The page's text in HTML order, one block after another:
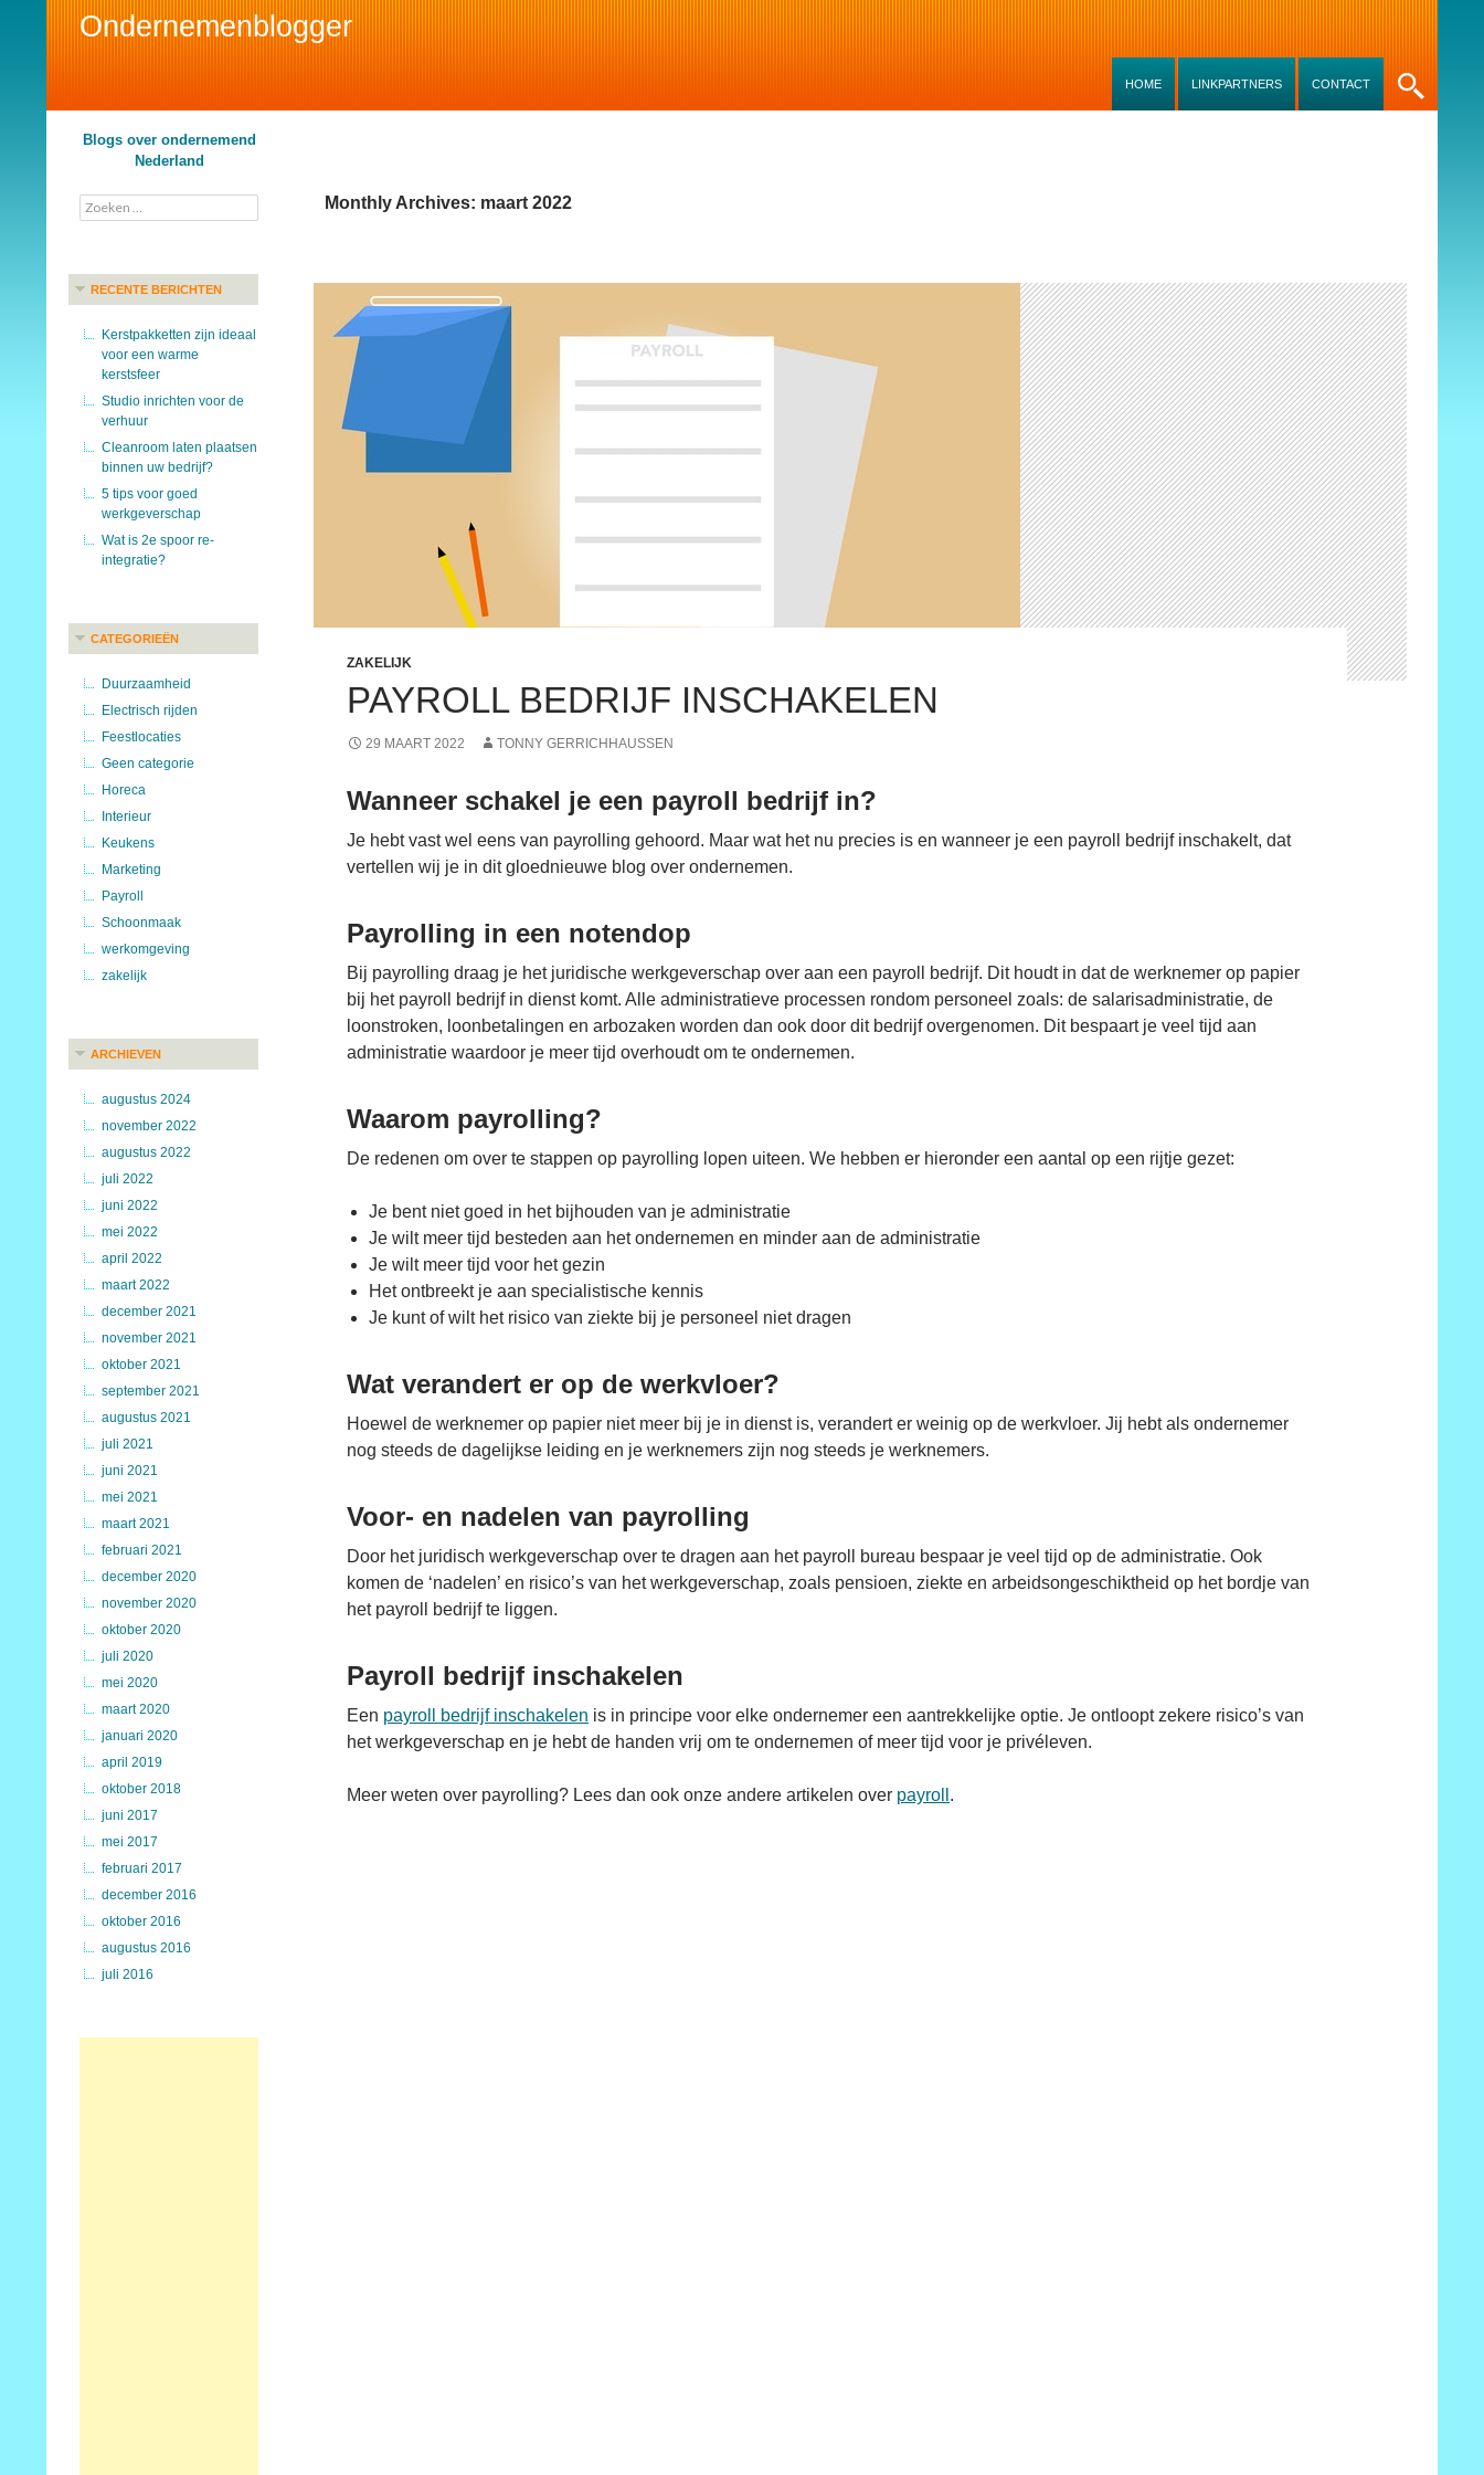
Ondernemenblogger
HOME LINKPARTNERS CONTACT
Monthly Archives: maart 2022
ZAKELIJK
PAYROLL BEDRIJF INSCHAKELEN
29 MAART 2022 TONNY GERRICHHAUSSEN
Wanneer schakel je een payroll bedrijf in?
Je hebt vast wel eens van payrolling gehoord. Maar wat het nu precies is en wanneer je een payroll bedrijf inschakelt, dat
vertellen wij je in dit gloednieuwe blog over ondernemen.
Payrolling in een notendop
Bij payrolling draag je het juridische werkgeverschap over aan een payroll bedrijf. Dit houdt in dat de werknemer op papier
bij het payroll bedrijf in dienst komt. Alle administratieve processen rondom personeel zoals: de salarisadministratie, de
loonstroken, loonbetalingen en arbozaken worden dan ook door dit bedrijf overgenomen. Dit bespaart je veel tijd aan
administratie waardoor je meer tijd overhoudt om te ondernemen.
Waarom payrolling?
De redenen om over te stappen op payrolling lopen uiteen. We hebben er hieronder een aantal op een rijtje gezet:
Je bent niet goed in het bijhouden van je administratie
Je wilt meer tijd besteden aan het ondernemen en minder aan de administratie
Je wilt meer tijd voor het gezin
Het ontbreekt je aan specialistische kennis
Je kunt of wilt het risico van ziekte bij je personeel niet dragen
Wat verandert er op de werkvloer?
Hoewel de werknemer op papier niet meer bij je in dienst is, verandert er weinig op de werkvloer. Jij hebt als ondernemer
nog steeds de dagelijkse leiding en je werknemers zijn nog steeds je werknemers.
Voor- en nadelen van payrolling
Door het juridisch werkgeverschap over te dragen aan het payroll bureau bespaar je veel tijd op de administratie. Ook
komen de ‘nadelen’ en risico’s van het werkgeverschap, zoals pensioen, ziekte en arbeidsongeschiktheid op het bordje van
het payroll bedrijf te liggen.
Payroll bedrijf inschakelen
Een payroll bedrijf inschakelen is in principe voor elke ondernemer een aantrekkelijke optie. Je ontloopt zekere risico’s van
het werkgeverschap en je hebt de handen vrij om te ondernemen of meer tijd voor je privéleven.
Meer weten over payrolling? Lees dan ook onze andere artikelen over payroll .
Blogs over ondernemend
Nederland
Zoeken
naar:
RECENTE BERICHTEN
Kerstpakketten zijn ideaal
voor een warme
kerstsfeer
Studio inrichten voor de
verhuur
Cleanroom laten plaatsen
binnen uw bedrijf?
5 tips voor goed
werkgeverschap
Wat is 2e spoor re-
integratie?
CATEGORIEËN
Duurzaamheid
Electrisch rijden
Feestlocaties
Geen categorie
Horeca
Interieur
Keukens
Marketing
Payroll
Schoonmaak
werkomgeving
zakelijk
ARCHIEVEN
augustus 2024
november 2022
augustus 2022
juli 2022
juni 2022
mei 2022
april 2022
maart 2022
december 2021
november 2021
oktober 2021
september 2021
augustus 2021
juli 2021
juni 2021
mei 2021
maart 2021
februari 2021
december 2020
november 2020
oktober 2020
juli 2020
mei 2020
maart 2020
januari 2020
april 2019
oktober 2018
juni 2017
mei 2017
februari 2017
december 2016
oktober 2016
augustus 2016
juli 2016